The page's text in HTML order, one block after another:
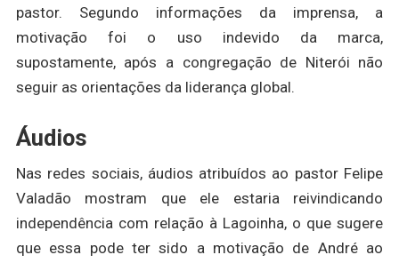
pastor. Segundo informações da imprensa, a
motivação foi o uso indevido da marca,
supostamente, após a congregação de Niterói não
seguir as orientações da liderança global.
Áudios
Nas redes sociais, áudios atribuídos ao pastor Felipe
Valadão mostram que ele estaria reivindicando
independência com relação à Lagoinha, o que sugere
que essa pode ter sido a motivação de André ao